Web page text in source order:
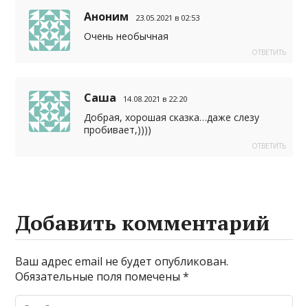
Аноним 23.05.2021 в 02:53
Очень необычная
ОТВЕТИТЬ
Саша 14.08.2021 в 22:20
Добрая, хорошая сказка…даже слезу
пробивает,))))
ОТВЕТИТЬ
Добавить комментарий
Ваш адрес email не будет опубликован.
Обязательные поля помечены*